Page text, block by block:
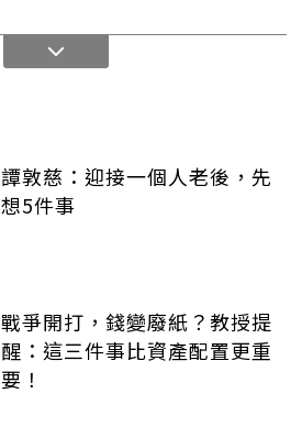
譚敦慈：迎接一個人老後，先
想5件事
戰爭開打，錢變廢紙？教授提
醒：這三件事比資產配置更重
要！